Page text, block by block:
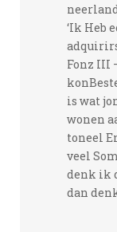
‘Ik Heb
Fonz III
is wat
wonen
toneel
veel
denk ik
dan